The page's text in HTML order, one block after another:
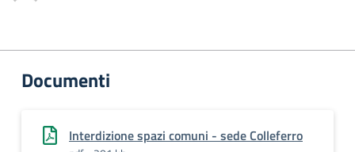
Documenti
Interdizione spazi comuni - sede Colleferro